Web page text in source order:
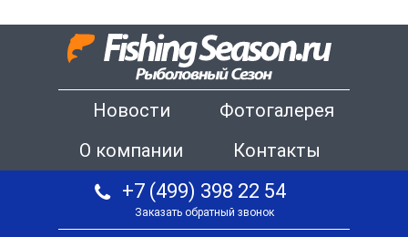
Новости
Фотогалерея
О компании
Контакты
+7 (499) 398 22 54
Заказать обратный звонок